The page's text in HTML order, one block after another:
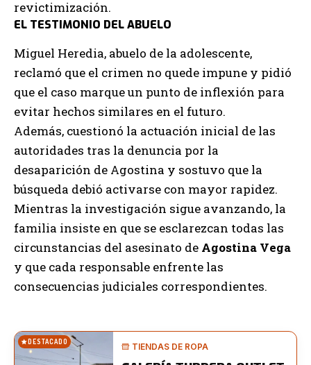
revictimización.
EL TESTIMONIO DEL ABUELO
Miguel Heredia, abuelo de la adolescente,
reclamó que el crimen no quede impune y pidió
que el caso marque un punto de inflexión para
evitar hechos similares en el futuro.
Además, cuestionó la actuación inicial de las
autoridades tras la denuncia por la
desaparición de Agostina y sostuvo que la
búsqueda debió activarse con mayor rapidez.
Mientras la investigación sigue avanzando, la
familia insiste en que se esclarezcan todas las
circunstancias del asesinato de Agostina Vega
y que cada responsable enfrente las
consecuencias judiciales correspondientes.
DESTACADO TIENDAS DE ROPA